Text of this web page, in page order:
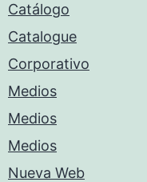
Catálogo
Catalogue
Corporativo
Medios
Medios
Medios
Nueva Web